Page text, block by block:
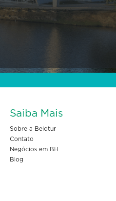
Saiba Mais
Sobre a Belotur
Contato
Negócios em BH
Blog